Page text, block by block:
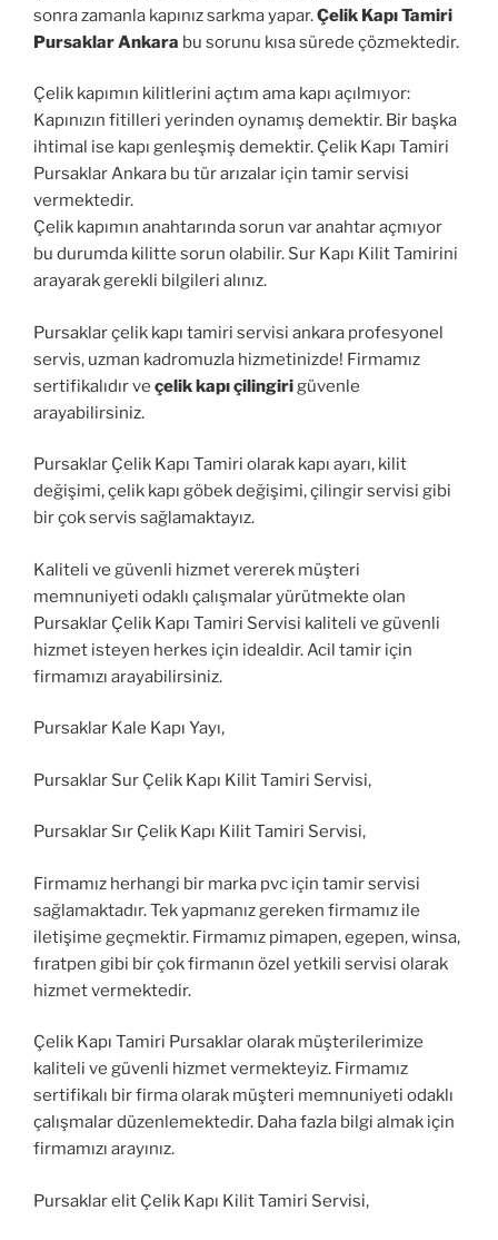
sonra zamanla kapınız sarkma yapar.Çelik Kapı Tamiri
Pursaklar Ankara bu sorunu kısa sürede çözmektedir.
Çelik kapımın kilitlerini açtım ama kapı açılmıyor:
Kapınızın fitilleri yerinden oynamış demektir. Bir başka
ihtimal ise kapı genleşmiş demektir. Çelik Kapı Tamiri
Pursaklar Ankara bu tür arızalar için tamir servisi
vermektedir.
Çelik kapımın anahtarında sorun var anahtar açmıyor
bu durumda kilitte sorun olabilir. Sur Kapı Kilit Tamirini
arayarak gerekli bilgileri alınız.
Pursaklar çelik kapı tamiri servisi ankara profesyonel
servis, uzman kadromuzla hizmetinizde! Firmamız
sertifikalıdır ve çelik kapı çilingirigüvenle
arayabilirsiniz.
Pursaklar Çelik Kapı Tamiri olarak kapı ayarı, kilit
değişimi, çelik kapı göbek değişimi, çilingir servisi gibi
bir çok servis sağlamaktayız.
Kaliteli ve güvenli hizmet vererek müşteri
memnuniyeti odaklı çalışmalar yürütmekte olan
Pursaklar Çelik Kapı Tamiri Servisi kaliteli ve güvenli
hizmet isteyen herkes için idealdir. Acil tamir için
firmamızı arayabilirsiniz.
Pursaklar Kale Kapı Yayı,
Pursaklar Sur Çelik Kapı Kilit Tamiri Servisi,
Pursaklar Sır Çelik Kapı Kilit Tamiri Servisi,
Firmamız herhangi bir marka pvc için tamir servisi
sağlamaktadır. Tek yapmanız gereken firmamız ile
iletişime geçmektir. Firmamız pimapen, egepen, winsa,
fıratpen gibi bir çok firmanın özel yetkili servisi olarak
hizmet vermektedir.
Çelik Kapı Tamiri Pursaklar olarak müşterilerimize
kaliteli ve güvenli hizmet vermekteyiz. Firmamız
sertifikalı bir firma olarak müşteri memnuniyeti odaklı
çalışmalar düzenlemektedir. Daha fazla bilgi almak için
firmamızı arayınız.
Pursaklar elit Çelik Kapı Kilit Tamiri Servisi,